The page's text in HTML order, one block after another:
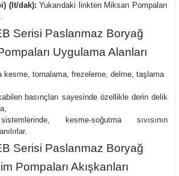
(lt/dak): Yukarıdaki linkten Miksan Pompaları
Serisi Paslanmaz Boryağ
Uygulama Alanları
kesme, tornalama, frezeleme, delme, taşlama
basınçları sayesinde özellikle derin delik
kesme-soğutma sıvısının
Serisi Paslanmaz Boryağ
Pompaları Akışkanları